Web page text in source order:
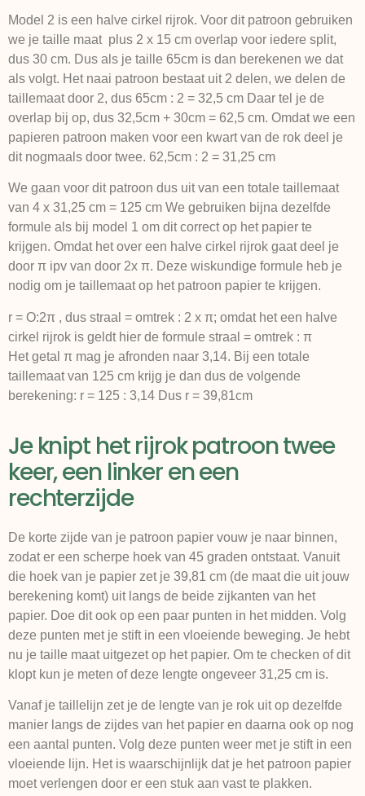
Model 2 is een halve cirkel rijrok. Voor dit patroon gebruiken
we je taille maat plus 2 x 15 cm overlap voor iedere split,
dus 30 cm. Dus als je taille 65cm is dan berekenen we dat
als volgt. Het naai patroon bestaat uit 2 delen, we delen de
taillemaat door 2, dus 65cm : 2 = 32,5 cm Daar tel je de
overlap bij op, dus 32,5cm + 30cm = 62,5 cm. Omdat we een
papieren patroon maken voor een kwart van de rok deel je
dit nogmaals door twee. 62,5cm : 2 = 31,25 cm
We gaan voor dit patroon dus uit van een totale taillemaat
van 4 x 31,25 cm = 125 cm We gebruiken bijna dezelfde
formule als bij model 1 om dit correct op het papier te
krijgen. Omdat het over een halve cirkel rijrok gaat deel je
door π ipv van door 2x π. Deze wiskundige formule heb je
nodig om je taillemaat op het patroon papier te krijgen.
r = O:2π , dus straal = omtrek : 2 x π; omdat het een halve
cirkel rijrok is geldt hier de formule straal = omtrek : π
Het getal π mag je afronden naar 3,14. Bij een totale
taillemaat van 125 cm krijg je dan dus de volgende
berekening: r = 125 : 3,14 Dus r = 39,81cm
Je knipt het rijrok patroon twee
keer, een linker en een
rechterzijde
De korte zijde van je patroon papier vouw je naar binnen,
zodat er een scherpe hoek van 45 graden ontstaat. Vanuit
die hoek van je papier zet je 39,81 cm (de maat die uit jouw
berekening komt) uit langs de beide zijkanten van het
papier. Doe dit ook op een paar punten in het midden. Volg
deze punten met je stift in een vloeiende beweging. Je hebt
nu je taille maat uitgezet op het papier. Om te checken of dit
klopt kun je meten of deze lengte ongeveer 31,25 cm is.
Vanaf je taillelijn zet je de lengte van je rok uit op dezelfde
manier langs de zijdes van het papier en daarna ook op nog
een aantal punten. Volg deze punten weer met je stift in een
vloeiende lijn. Het is waarschijnlijk dat je het patroon papier
moet verlengen door er een stuk aan vast te plakken.